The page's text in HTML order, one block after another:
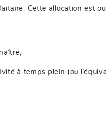
Cette allocation est
à temps plein (ou